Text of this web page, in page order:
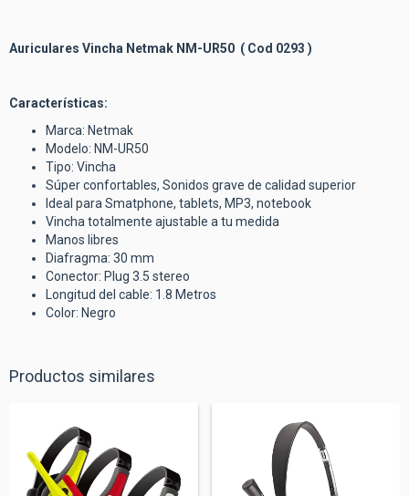
Auriculares Vincha Netmak NM-UR50 ( Cod 0293 )
Características:
Marca: Netmak
Modelo: NM-UR50
Tipo: Vincha
Súper confortables, Sonidos grave de calidad superior
Ideal para Smatphone, tablets, MP3, notebook
Vincha totalmente ajustable a tu medida
Manos libres
Diafragma: 30 mm
Conector: Plug 3.5 stereo
Longitud del cable: 1.8 Metros
Color: Negro
Productos similares